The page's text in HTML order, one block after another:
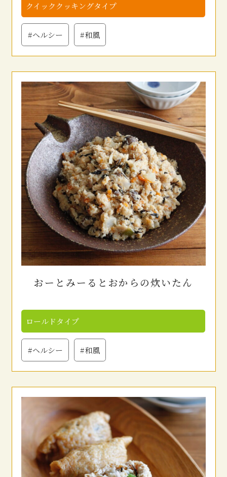
クイッククッキングタイプ
#ヘルシー #和風
おーとみーるとおからの炊いたん
ロールドタイプ
#ヘルシー #和風